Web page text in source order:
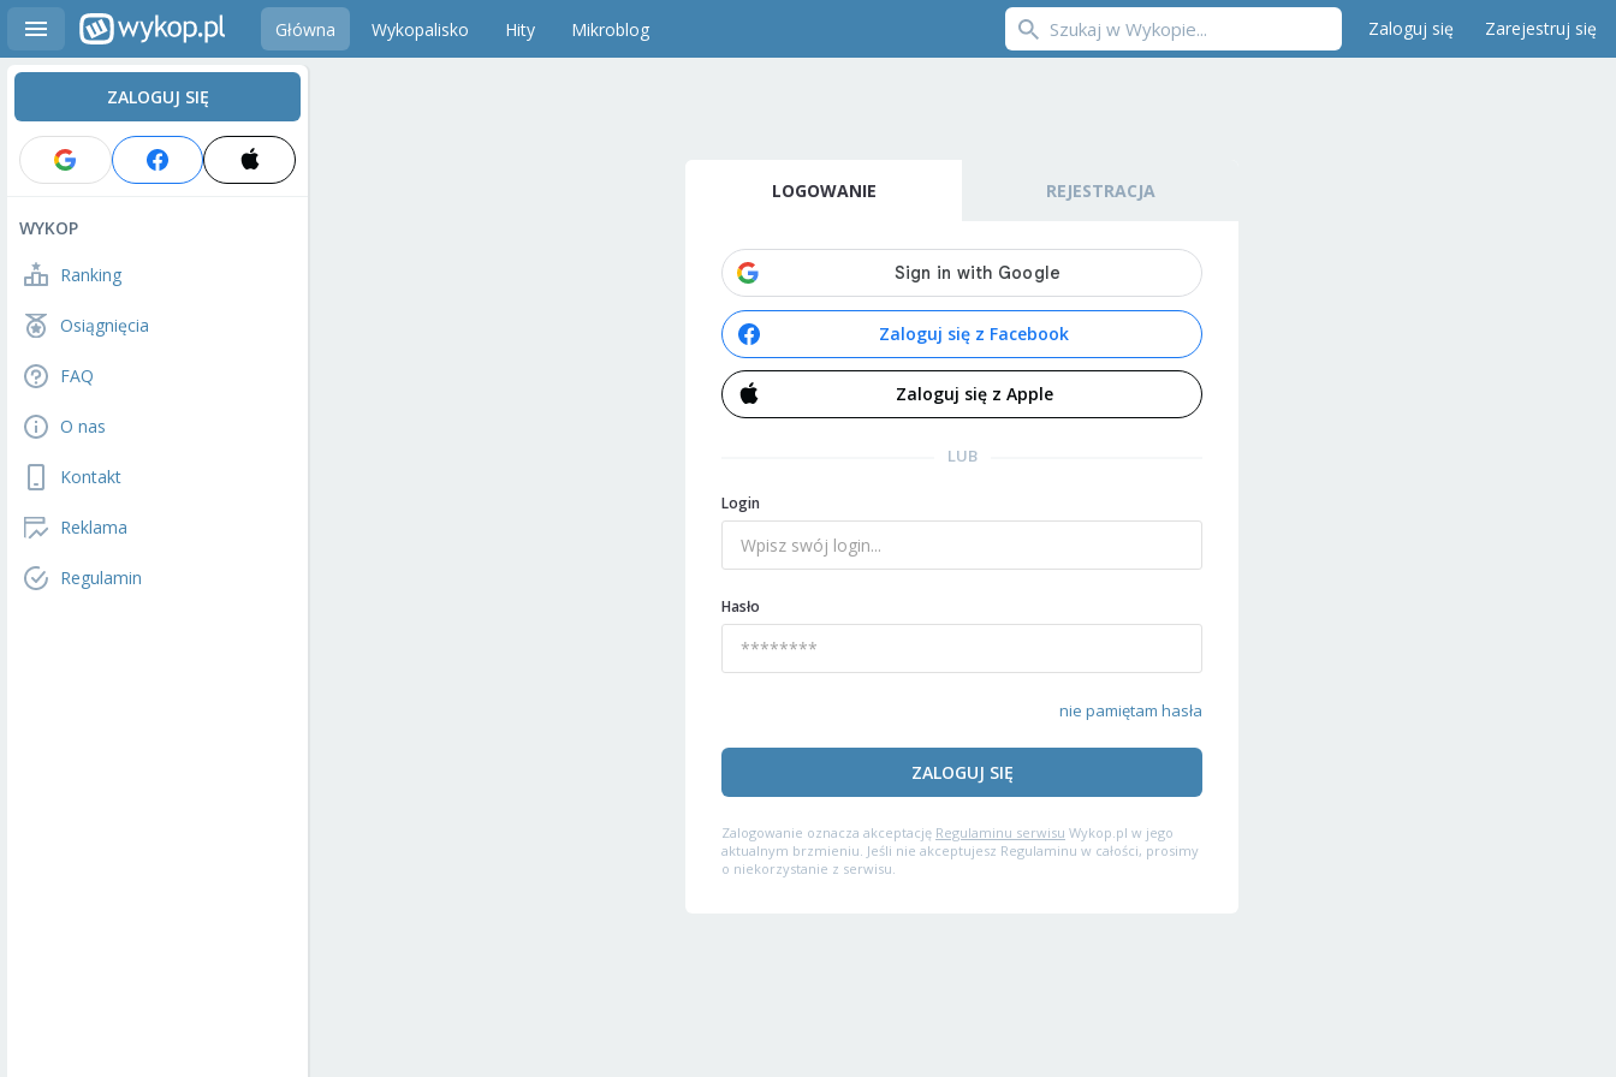
Główna Wykopalisko Hity Mikroblog Zaloguj się Zarejestruj się
ZALOGUJ SIĘ
WYKOP
Ranking
Osiągnięcia
FAQ
O nas
Kontakt
Reklama
Regulamin
LOGOWANIE REJESTRACJA
Zaloguj się z Facebook
Zaloguj się z Apple
LUB
Login
Hasło
nie pamiętam hasła
ZALOGUJ SIĘ
Zalogowanie oznacza akceptację Regulaminu serwisu Wykop.pl w jego
aktualnym brzmieniu. Jeśli nie akceptujesz Regulaminu w całości, prosimy
o niekorzystanie z serwisu.